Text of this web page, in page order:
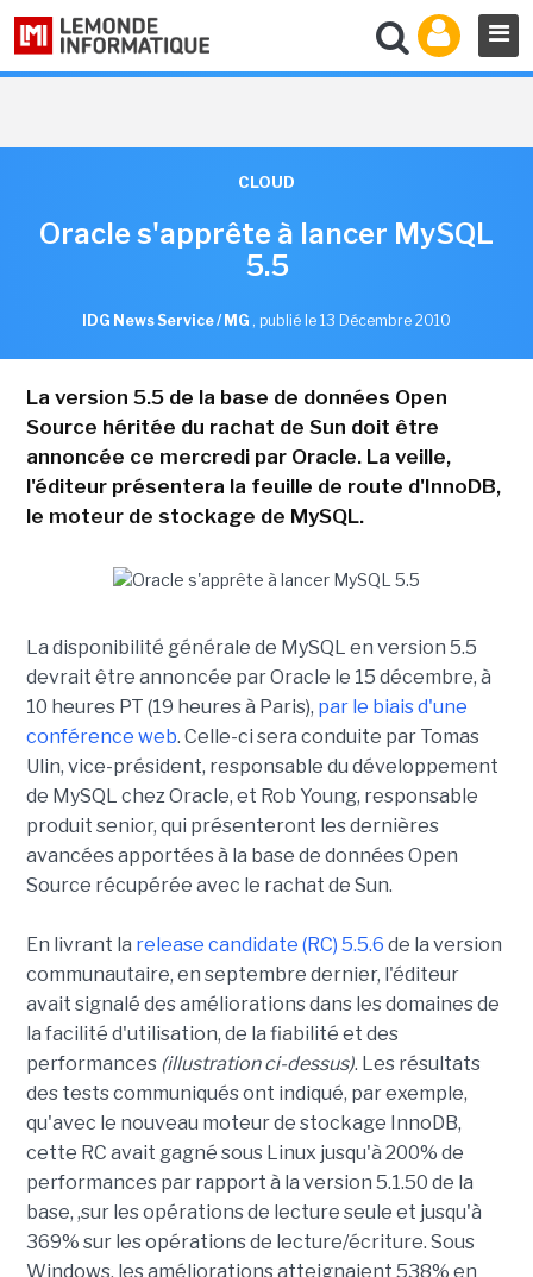
CLOUD
Oracle s'apprête à lancer MySQL
5.5
IDG News Service / MG , publié le 13 Décembre 2010
La version 5.5 de la base de données Open
Source héritée du rachat de Sun doit être
annoncée ce mercredi par Oracle. La veille,
l'éditeur présentera la feuille de route d'InnoDB,
le moteur de stockage de MySQL.
La disponibilité générale de MySQL en version 5.5
devrait être annoncée par Oracle le 15 décembre, à
10 heures PT (19 heures à Paris), par le biais d'une
conférence web. Celle-ci sera conduite par Tomas
Ulin, vice-président, responsable du développement
de MySQL chez Oracle, et Rob Young, responsable
produit senior, qui présenteront les dernières
avancées apportées à la base de données Open
Source récupérée avec le rachat de Sun.
En livrant la release candidate (RC) 5.5.6 de la version
communautaire, en septembre dernier, l'éditeur
avait signalé des améliorations dans les domaines de
la facilité d'utilisation, de la fiabilité et des
performances (illustration ci-dessus). Les résultats
des tests communiqués ont indiqué, par exemple,
qu'avec le nouveau moteur de stockage InnoDB,
cette RC avait gagné sous Linux jusqu'à 200% de
performances par rapport à la version 5.1.50 de la
base, ,sur les opérations de lecture seule et jusqu'à
369% sur les opérations de lecture/écriture. Sous
Windows, les améliorations atteignaient 538% en